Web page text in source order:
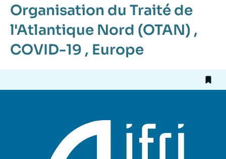
Organisation du Traité de
l'Atlantique Nord (OTAN) ,
COVID-19 , Europe